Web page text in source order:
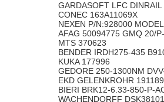
GARDASOFT LFC DINRAIL
CONEC 163A11069X
NEXEN P/N:928000
AFAG 50094775 GMQ 20/
MTS 370623
BENDER IRDH275-435
KUKA 177996
GEDORE 250-1300NM
EKD GELENKROHR
BIERI BRK12-6.33-850-P-
WACHENDORFF